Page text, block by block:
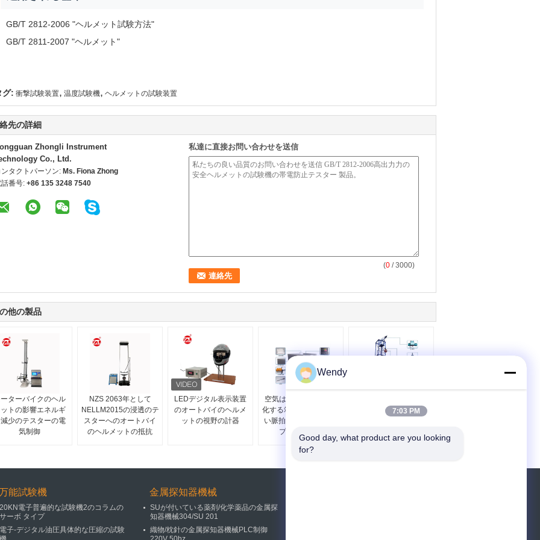
GB/T 2812-2006 "ヘルメット試験方法"
GB/T 2811-2007 "ヘルメット"
グ: 衝撃試験装置, 温度試験機, ヘルメットの試験装置
先の詳細
Zhongli Instrument
Co., Ltd.
ンタクトパーソン: Ms. Fiona Zhong
話番号: +86 135 3248 7540
私達に直接お問い合わせを送信
(0 / 3000)
他の製品
ターバイクのヘル
ットの影響エネルギ
少のテスターの電
気制御
NZS 2063年として
NELLM2015の浸透のテ
スターへのオートバイ
のヘルメットの抵抗
LEDデジタル表示装置
のオートバイのヘルメ
ットの視野の計器
空気は安全策紫外線老
化する箱450Wの高圧短
い脈拍のキセノン ラン
プを冷却した
を用いるGB 5725-2009
能試験機
20KN電子普遍的な試験機2のコラムの
サーボ タイプ
電子-デジタル油圧具体的な圧縮の試験
金属探知器機械
SUが付いている薬剤/化学薬品の金属探
知器機械304/SU 201
織物/枕針の金属探知器機械PLC制御
Wendy
7:03 PM
Good day, what product are you looking
for?